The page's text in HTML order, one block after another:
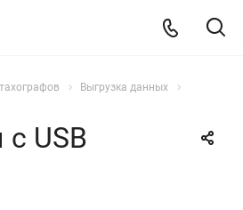
Выгрузка данных
USB